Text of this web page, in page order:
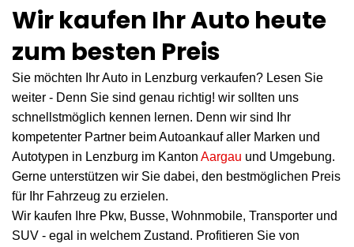
Wir kaufen Ihr Auto heute
zum besten Preis
Sie möchten Ihr Auto in Lenzburg verkaufen? Lesen Sie
weiter - Denn Sie sind genau richtig! wir sollten uns
schnellstmöglich kennen lernen. Denn wir sind Ihr
kompetenter Partner beim Autoankauf aller Marken und
Autotypen in Lenzburg im Kanton Aargau und Umgebung.
Gerne unterstützen wir Sie dabei, den bestmöglichen Preis
für Ihr Fahrzeug zu erzielen.
Wir kaufen Ihre Pkw, Busse, Wohnmobile, Transporter und
SUV - egal in welchem Zustand. Profitieren Sie von